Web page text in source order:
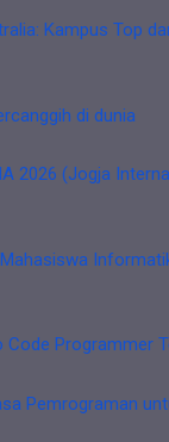
Kampus Top
di dunia
2026 (Jogja
Code Programmer
Pemrograman